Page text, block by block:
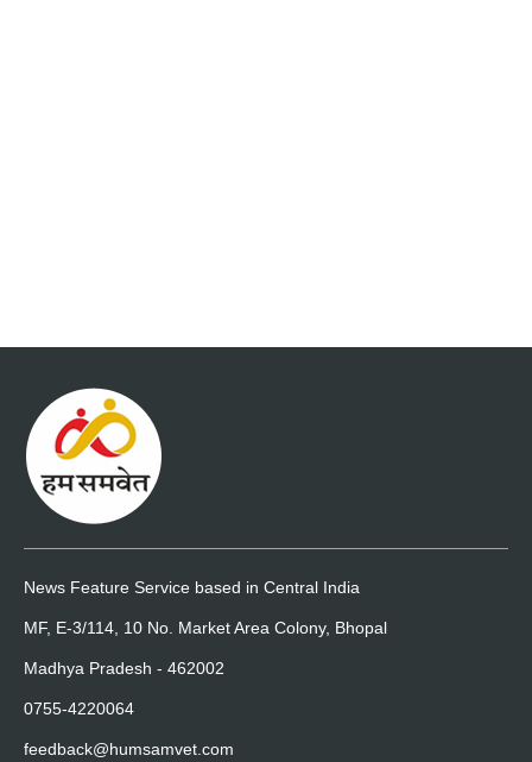
News Feature Service based in Central India
MF, E-3/114, 10 No. Market Area Colony, Bhopal
Madhya Pradesh - 462002
0755-4220064
feedback@humsamvet.com